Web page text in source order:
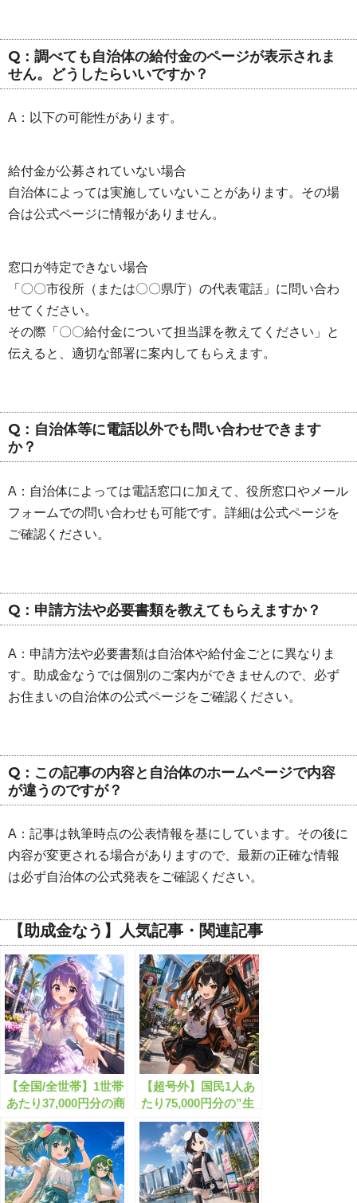
Q：調べても自治体の給付金のページが表示されま
せん。どうしたらいいですか？
A：以下の可能性があります。
給付金が公募されていない場合
自治体によっては実施していないことがあります。その場
合は公式ページに情報がありません。
窓口が特定できない場合
「〇〇市役所（または〇〇県庁）の代表電話」に問い合わ
せてください。
その際「〇〇給付金について担当課を教えてください」と
伝えると、適切な部署に案内してもらえます。
Q：自治体等に電話以外でも問い合わせできます
か？
A：自治体によっては電話窓口に加えて、役所窓口やメール
フォームでの問い合わせも可能です。詳細は公式ページを
ご確認ください。
Q：申請方法や必要書類を教えてもらえますか？
A：申請方法や必要書類は自治体や給付金ごとに異なりま
す。助成金なうでは個別のご案内ができませんので、必ず
お住まいの自治体の公式ページをご確認ください。
Q：この記事の内容と自治体のホームページで内容
が違うのですが？
A：記事は執筆時点の公表情報を基にしています。その後に
内容が変更される場合がありますので、最新の正確な情報
は必ず自治体の公式発表をご確認ください。
【助成金なう】人気記事・関連記事
【全国/全世帯】1世帯
あたり37,000円分の商
品券の無料配布が開始
します！
【超号外】国民1人あ
たり75,000円分の”生
活費特別給付”が実施
されます！